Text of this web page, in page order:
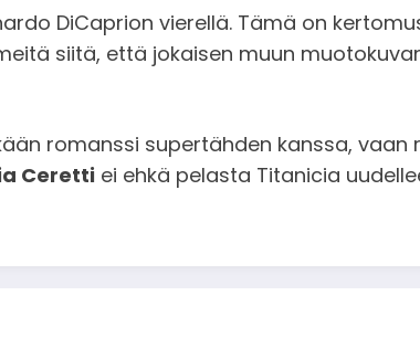
DiCaprion vierellä. Tämä on
siitä, että jokaisen muun
romanssi supertähden kanssa, vaan
Ceretti ei ehkä pelasta Titanicia